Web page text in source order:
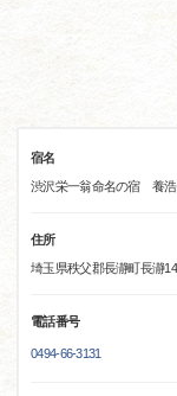
宿名
渋沢栄一翁命名の宿 養
住所
埼玉県秩父郡長瀞町長瀞
電話番号
0494-66-3131